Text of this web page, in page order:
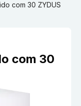
com 30 ZYDUS
com 30